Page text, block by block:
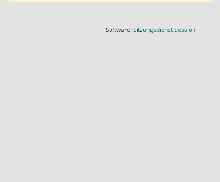
Software:SitzungsdienstSession(Wird in